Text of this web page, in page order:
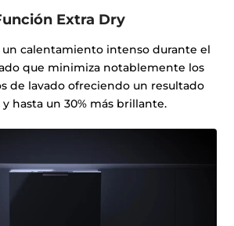
Extra Dry
un calentamiento intenso durante el
que minimiza notablemente los
de lavado ofreciendo un resultado
hasta un 30% más brillante.